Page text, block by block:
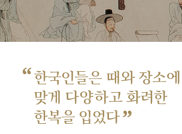
“한국인들은 때와 장소에
맞게 다양하고 화려한
한복을 입었다”